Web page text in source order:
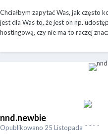
Chciałbym zapytać Was, jak często
jest dla Was to, że jest on np.
hostingową, czy nie ma to raczej
nnd.newbie
Opublikowano 25 Listopada 2020